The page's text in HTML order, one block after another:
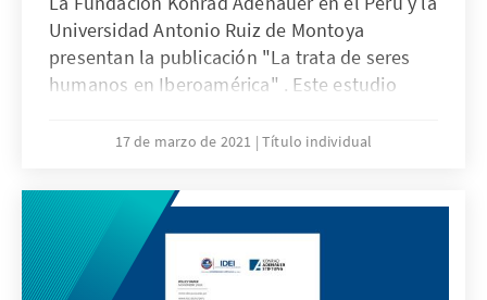
Universidad Antonio Ruiz de Montoya
presentan la publicación "La trata de seres
humanos en Iberoamérica" . Este estudio
significativos avances en la definición legal de
legislativo, así como en la estructura policial
de persecución del delito como en el apoyo
social y económico en la defensa de las
víctimas.
17 de marzo de 2021 Título individual